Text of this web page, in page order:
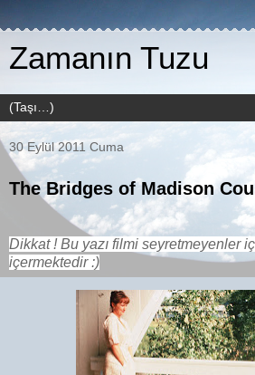
Zamanın Tuzu
30 Eylül 2011 Cuma
The Bridges of Madison
Dikkat ! Bu yazı filmi seyretmeyenler
içermektedir :)